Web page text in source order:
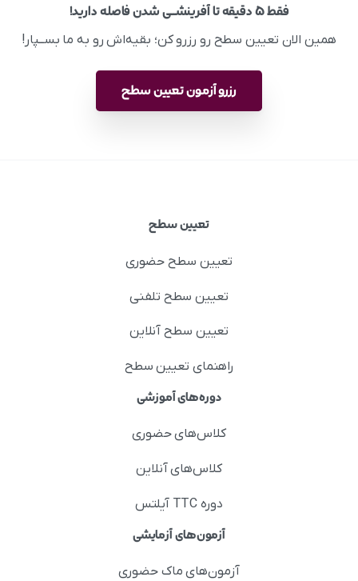
فقط ۵ دقیقه تا آفرینشــی شدن فاصله دارید!
همین الان تعیین سطح رو رزرو کن؛ بقیه‌اش رو به ما بســپار!
رزرو آزمون تعیین سطح
تعیین سطح
تعیین سطح حضوری
تعیین سطح تلفنی
تعیین سطح آنلاین
راهنمای تعیین سطح
دوره‌های آموزشی
کلاس‌های حضوری
کلاس‌های آنلاین
دوره TTC آیلتس
آزمون‌های آزمایشی
آزمون‌های ماک حضوری